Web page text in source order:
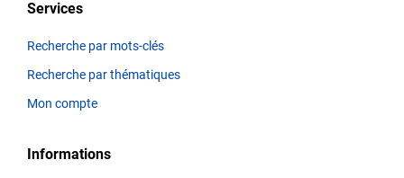
sur
la
plateforme.
Thématiques
Services
Recherche par mots-clés
Recherche par thématiques
Mon compte
Informations